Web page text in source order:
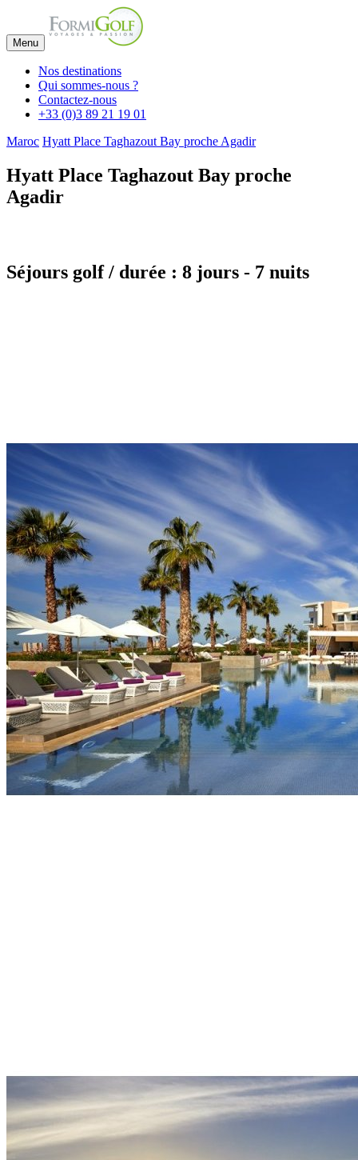
Menu
Nos destinations
Qui sommes-nous ?
Contactez-nous
+33 (0)3 89 21 19 01
Maroc Hyatt Place Taghazout Bay proche Agadir
Hyatt Place Taghazout Bay proche
Agadir
Séjours golf / durée : 8 jours - 7 nuits